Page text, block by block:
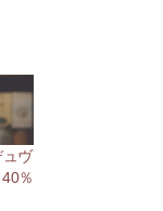
ヴ
％